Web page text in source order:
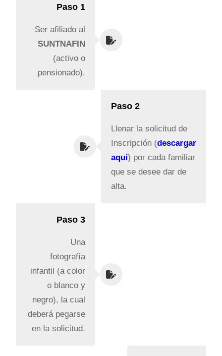
Paso 1
Ser afiliado al
SUNTNAFIN
(activo o
pensionado).
Paso 2
Llenar la solicitud de
Inscripción (descargar
aquí) por cada familiar
que se desee dar de
alta.
Paso 3
Una
fotografía
infantil (a color
o blanco y
negro), la cual
deberá pegarse
en la solicitud.